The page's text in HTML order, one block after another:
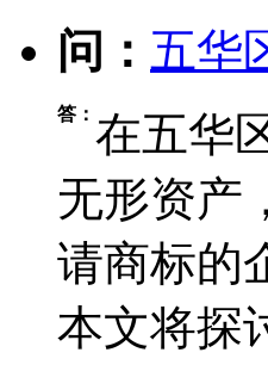
问： 五华
答： 在五华
无形资产
请商标的
本文将探